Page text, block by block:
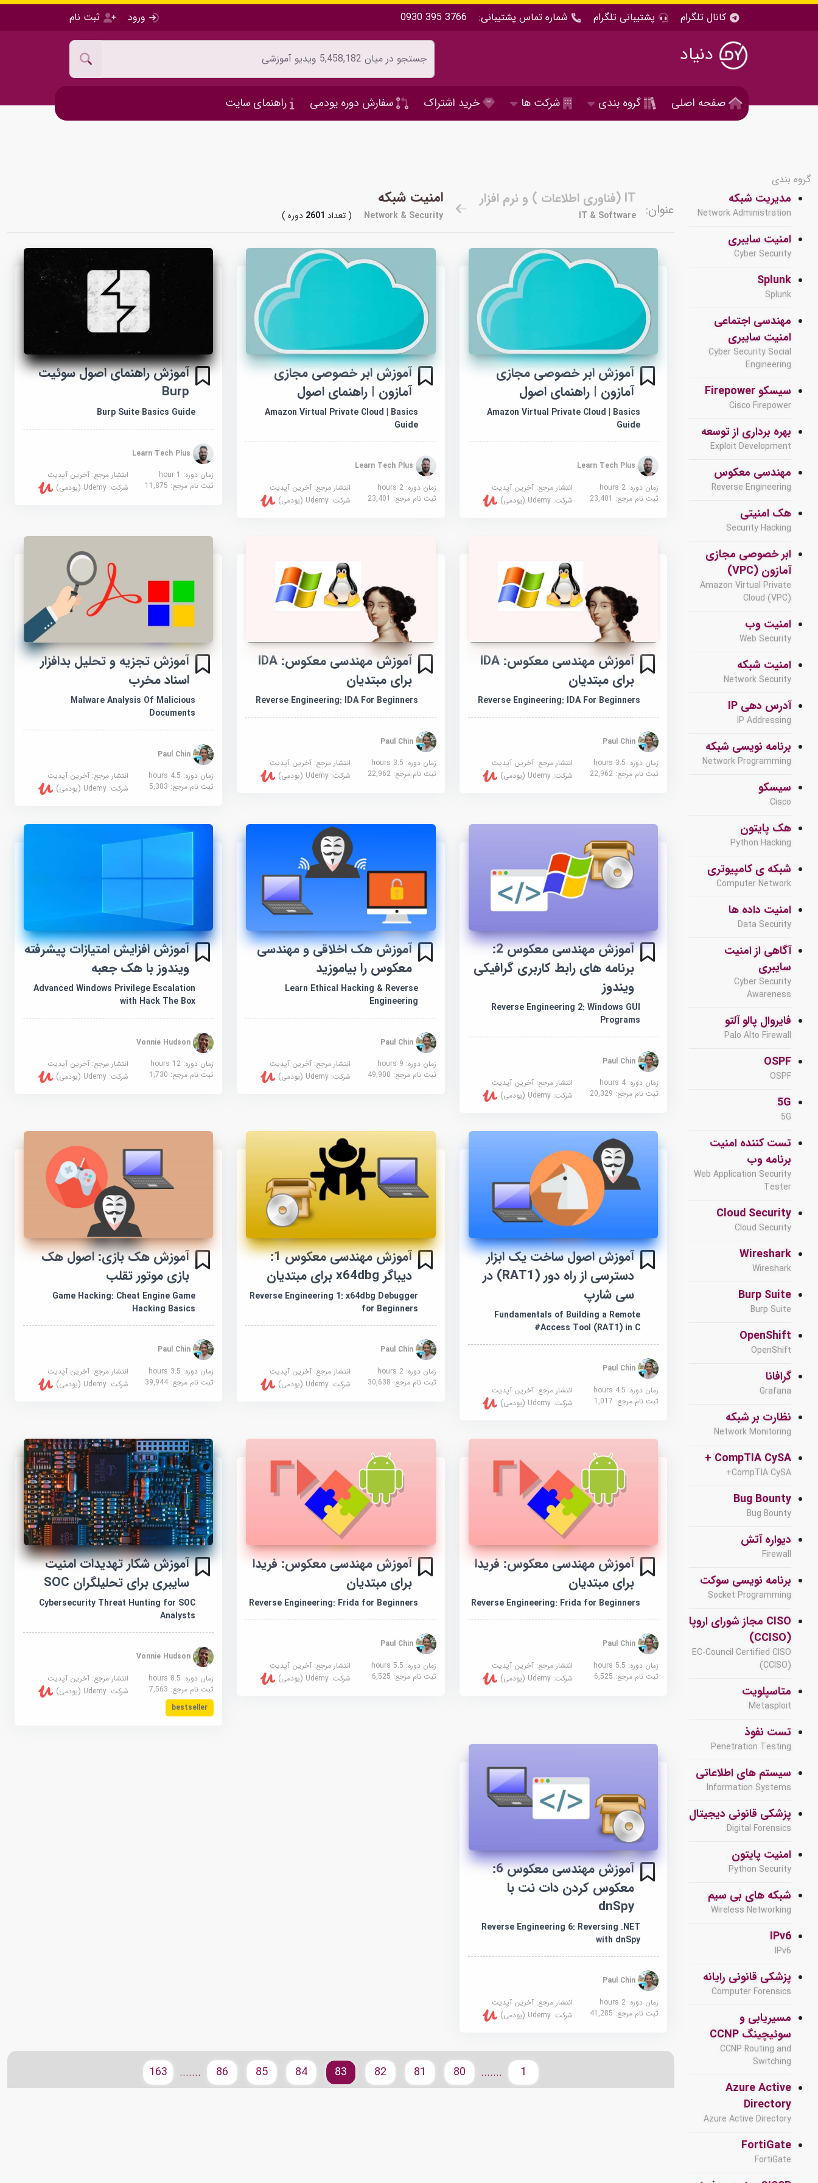
کانال تلگرام پشتیبانی تلگرام شماره تماس پشتیبانی: 0930 395 3766 ورود ثبت نام
دنیاد
صفحه اصلی گروه بندی شرکت ها خرید اشتراک سفارش دوره یودمی راهنمای سایت
گروه بندی
مدیریت شبکه
Network Administration
امنیت سایبری
Cyber Security
Splunk
Splunk
مهندسی اجتماعی
امنیت سایبری
Cyber Security Social
Engineering
سیسکو Firepower
Cisco Firepower
بهره برداری از توسعه
Exploit Development
مهندسی معکوس
Reverse Engineering
هک امنیتی
Security Hacking
ابر خصوصی مجازی
آمازون (VPC)
Amazon Virtual Private
Cloud (VPC)
امنیت وب
Web Security
امنیت شبکه
Network Security
آدرس دهی IP
IP Addressing
برنامه نویسی شبکه
Network Programming
سیسکو
Cisco
هک پایتون
Python Hacking
شبکه ی کامپیوتری
Computer Network
امنیت داده ها
Data Security
آگاهی از امنیت
سایبری
Cyber Security
Awareness
فایروال پالو آلتو
Palo Alto Firewall
OSPF
OSPF
5G
5G
تست کننده امنیت
برنامه وب
Web Application Security
Tester
Cloud Security
Cloud Security
Wireshark
Wireshark
Burp Suite
Burp Suite
OpenShift
OpenShift
گرافانا
Grafana
نظارت بر شبکه
Network Monitoring
CompTIA CySA +
CompTIA CySA+
Bug Bounty
Bug Bounty
دیواره آتش
Firewall
برنامه نویسی سوکت
Socket Programming
CISO مجاز شورای اروپا
(CCISO)
EC-Council Certified CISO
(CCISO)
متاسپلویت
Metasploit
تست نفوذ
Penetration Testing
سیستم های اطلاعاتی
Information Systems
پزشکی قانونی دیجیتال
Digital Forensics
امنیت پایتون
Python Security
شبکه های بی سیم
Wireless Networking
IPv6
IPv6
پزشکی قانونی رایانه
Computer Forensics
مسیریابی و
سوئیچینگ CCNP
CCNP Routing and
Switching
Azure Active
Directory
Azure Active Directory
FortiGate
FortiGate
عنوان:
IT (فناوری اطلاعات ) و نرم افزار
IT & Software
امنیت شبکه
Network & Security ( تعداد 2601 دوره )
آموزش ابر خصوصی مجازی
آمازون | راهنمای اصول
Amazon Virtual Private Cloud | Basics
Guide
زمان دوره: 2 hours
انتشار مرجع: آخرین آپدیت
ثبت نام مرجع: 23,401 شرکت: Udemy (یودمی)
آموزش ابر خصوصی مجازی
آمازون | راهنمای اصول
Amazon Virtual Private Cloud | Basics
Guide
زمان دوره: 2 hours
انتشار مرجع: آخرین آپدیت
ثبت نام مرجع: 23,401 شرکت: Udemy (یودمی)
آموزش راهنمای اصول سوئیت
Burp
Burp Suite Basics Guide
Learn Tech Plus
زمان دوره: 1 hour
انتشار مرجع:آخرین آپدیت
ثبت نام مرجع: 11,875 شرکت:Udemy (یودمی)
آموزش مهندسی معکوس: IDA
برای مبتدیان
Reverse Engineering: IDA For Beginners
زمان دوره: 3.5 hours
انتشار مرجع: آخرین آپدیت
ثبت نام مرجع: 22,962 شرکت: Udemy (یودمی)
آموزش مهندسی معکوس: IDA
برای مبتدیان
Reverse Engineering: IDA For Beginners
Paul Chin
زمان دوره: 3.5 hours
انتشار مرجع: آخرین آپدیت
ثبت نام مرجع:22,962 شرکت: Udemy (یودمی)
آموزش تجزیه و تحلیل بدافزار
اسناد مخرب
Malware Analysis Of Malicious
Documents
Paul Chin
زمان دوره: 4.5 hours
انتشار مرجع:آخرین آپدیت
ثبت نام مرجع: 5,383 شرکت:Udemy (یودمی)
آموزش مهندسی معکوس 2:
برنامه های رابط کاربری گرافیکی
ویندوز
Reverse Engineering 2: Windows GUI
Programs
زمان دوره: 4 hours
انتشار مرجع: آخرین آپدیت
ثبت نام مرجع: 20,329 شرکت: Udemy (یودمی)
آموزش هک اخلاقی و مهندسی
معکوس را بیاموزید
Learn Ethical Hacking & Reverse
Engineering
Paul Chin
زمان دوره: 9 hours
انتشار مرجع: آخرین آپدیت
ثبت نام مرجع: 49,900 شرکت: Udemy (یودمی)
آموزش افزایش امتیازات پیشرفته
ویندوز با هک جعبه
Advanced Windows Privilege Escalation
with Hack The Box
Vonnie Hudson
زمان دوره: 12 hours
انتشار مرجع:آخرین آپدیت
ثبت نام مرجع: 1,730 شرکت:Udemy (یودمی)
آموزش اصول ساخت یک ابزار
دسترسی از راه دور (RAT1) در
سی شارپ
Fundamentals of Building a Remote
Access Tool (RAT1) in C#
زمان دوره: 4.5 hours
انتشار مرجع: آخرین آپدیت
ثبت نام مرجع: 1,017 شرکت: Udemy (یودمی)
آموزش مهندسی معکوس 1:
دیباگر x64dbg برای مبتدیان
Reverse Engineering 1: x64dbg Debugger
for Beginners
Paul Chin
زمان دوره: 2 hours
انتشار مرجع: آخرین آپدیت
ثبت نام مرجع: 30,638 شرکت: Udemy (یودمی)
آموزش هک بازی: اصول هک
بازی موتور تقلب
Game Hacking: Cheat Engine Game
Hacking Basics
Paul Chin
زمان دوره: 3.5 hours
انتشار مرجع:آخرین آپدیت
ثبت نام مرجع: 39,944 شرکت:Udemy (یودمی)
آموزش مهندسی معکوس: فریدا
برای مبتدیان
Reverse Engineering: Frida for Beginners
زمان دوره: 5.5 hours
انتشار مرجع: آخرین آپدیت
ثبت نام مرجع: 6,525 شرکت: Udemy (یودمی)
آموزش مهندسی معکوس: فریدا
برای مبتدیان
Reverse Engineering: Frida for Beginners
Paul Chin
زمان دوره: 5.5 hours
انتشار مرجع: آخرین آپدیت
ثبت نام مرجع: 6,525 شرکت: Udemy (یودمی)
آموزش شکار تهدیدات امنیت
سایبری برای تحلیلگران SOC
Cybersecurity Threat Hunting for SOC
Analysts
Vonnie Hudson
زمان دوره: 8.5 hours
انتشار مرجع:آخرین آپدیت
ثبت نام مرجع: 7,563 شرکت:Udemy (یودمی)
bestseller
آموزش مهندسی معکوس 6:
معکوس کردن دات نت با
dnSpy
Reverse Engineering 6: Reversing .NET
with dnSpy
زمان دوره: 2 hours
انتشار مرجع: آخرین آپدیت
ثبت نام مرجع: 41,285 شرکت: Udemy (یودمی)
1
.......
80
81
82
83
84
85
86
.......
163